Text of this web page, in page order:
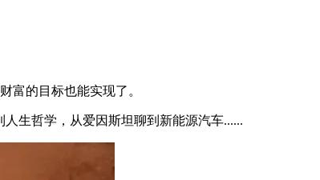
富的目标也能实现了。
生哲学，从爱因斯坦聊到新能源汽车......